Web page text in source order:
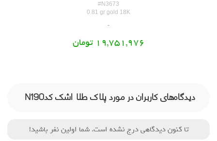
#N3673
0.81 gr gold 18K
19,751,976 تومان
دیدگاه‌های کاربران در مورد پلاک طلا اشک کدN190
تا کنون دیدگاهی درج نشده است. شما اولین نفر باشید!